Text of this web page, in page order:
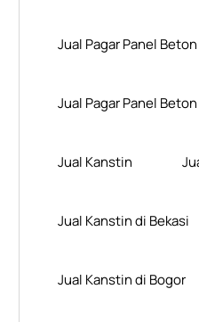
Jual Pagar Panel
Jual Pagar Panel
Jual Kanstin
Jual Kanstin di Bekasi
Jual Kanstin di Bogor